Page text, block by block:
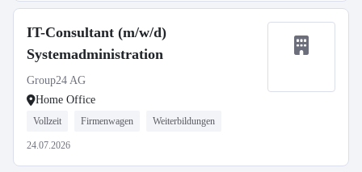
IT-Consultant (m/w/d)
Systemadministration
Group24 AG
Home Office
Vollzeit Firmenwagen Weiterbildungen
24.07.2026